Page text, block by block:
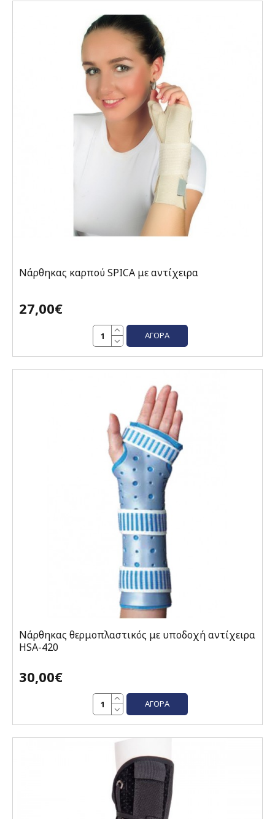
Νάρθηκας καρπού SPICA με αντίχειρα
27,00€
ΑΓΟΡΆ
Νάρθηκας θερμοπλαστικός με υποδοχή αντίχειρα
HSA-420
30,00€
ΑΓΟΡΆ